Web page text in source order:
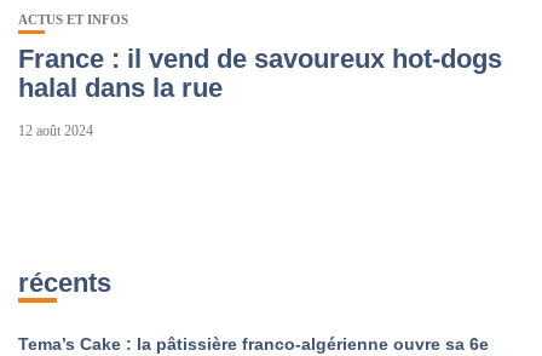
ACTUS ET INFOS
France : il vend de savoureux hot-dogs
halal dans la rue
12 août 2024
récents
Tema’s Cake : la pâtissière franco-algérienne ouvre sa 6e